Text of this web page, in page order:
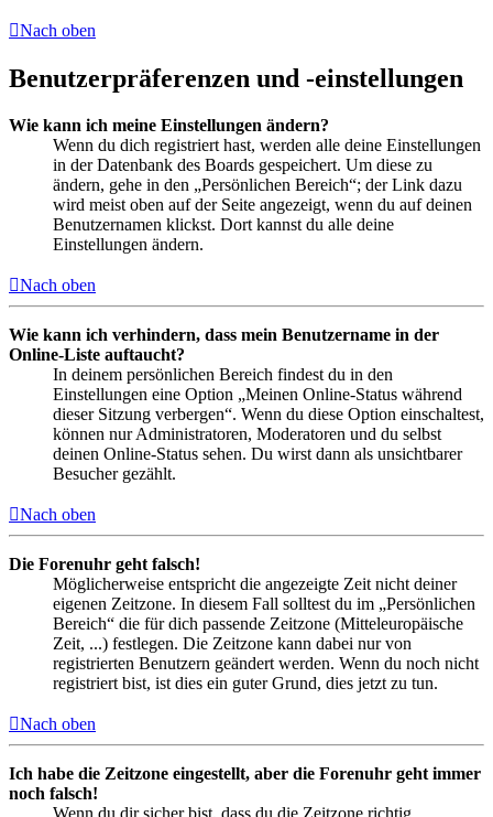
Nach oben
Benutzerpräferenzen und -einstellungen
Wie kann ich meine Einstellungen ändern?
Wenn du dich registriert hast, werden alle deine Einstellungen
in der Datenbank des Boards gespeichert. Um diese zu
ändern, gehe in den „Persönlichen Bereich“; der Link dazu
wird meist oben auf der Seite angezeigt, wenn du auf deinen
Benutzernamen klickst. Dort kannst du alle deine
Einstellungen ändern.
Nach oben
Wie kann ich verhindern, dass mein Benutzername in der
Online-Liste auftaucht?
In deinem persönlichen Bereich findest du in den
Einstellungen eine Option „Meinen Online-Status während
dieser Sitzung verbergen“. Wenn du diese Option einschaltest,
können nur Administratoren, Moderatoren und du selbst
deinen Online-Status sehen. Du wirst dann als unsichtbarer
Besucher gezählt.
Nach oben
Die Forenuhr geht falsch!
Möglicherweise entspricht die angezeigte Zeit nicht deiner
eigenen Zeitzone. In diesem Fall solltest du im „Persönlichen
Bereich“ die für dich passende Zeitzone (Mitteleuropäische
Zeit, ...) festlegen. Die Zeitzone kann dabei nur von
registrierten Benutzern geändert werden. Wenn du noch nicht
registriert bist, ist dies ein guter Grund, dies jetzt zu tun.
Nach oben
Ich habe die Zeitzone eingestellt, aber die Forenuhr geht immer
noch falsch!
Wenn du dir sicher bist, dass du die Zeitzone richtig